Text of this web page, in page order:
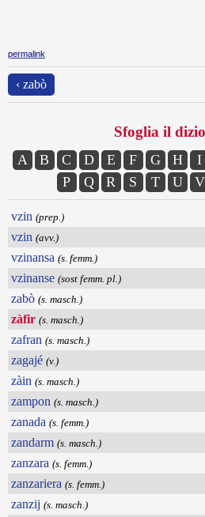
permalink
‹ zabò
Sfoglia il
A B C D E F G H I
P
Q R S T U V
vzin (prep.)
vzin (avv.)
vzinansa (s. femm.)
vzinanse (sost femm. pl.)
zabò (s. masch.)
zàfir (s. masch.)
zafran (s. masch.)
zagajé (v.)
zàin (s. masch.)
zampon (s. masch.)
zanada (s. femm.)
zandarm (s. masch.)
zanzara (s. femm.)
zanzariera (s. femm.)
zanzij (s. masch.)